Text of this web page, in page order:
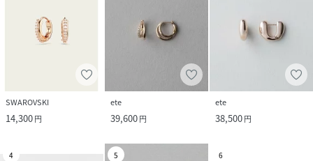
SWAROVSKI
14,300円
ete
39,600円
ete
38,500円
4 5 6